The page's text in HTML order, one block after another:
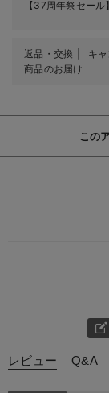
【37周年祭セー
返品・交換 キ
商品のお届け
この
レビュー Q&A